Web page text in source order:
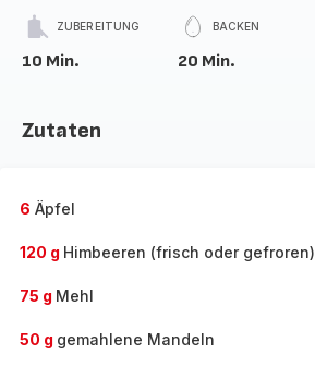
ZUBEREITUNG
10 Min.
BACKEN
20 Min.
Zutaten
6 Äpfel
120 g Himbeeren (frisch oder gefroren)
75 g Mehl
50 g gemahlene Mandeln